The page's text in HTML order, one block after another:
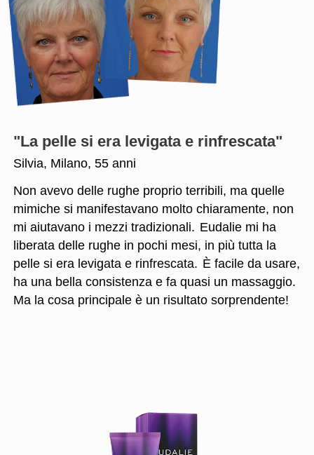
"La pelle si era levigata e rinfrescata"
Silvia, Milano, 55 anni
Non avevo delle rughe proprio terribili, ma quelle
mimiche si manifestavano molto chiaramente, non
mi aiutavano i mezzi tradizionali. Eudalie mi ha
liberata delle rughe in pochi mesi, in più tutta la
pelle si era levigata e rinfrescata. È facile da usare,
ha una bella consistenza e fa quasi un massaggio.
Ma la cosa principale è un risultato sorprendente!